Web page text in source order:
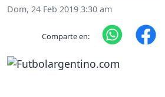
Dom, 24 Feb 2019 3:30 am
Comparte en: